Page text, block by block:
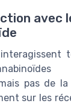
avec
pas de
sur les